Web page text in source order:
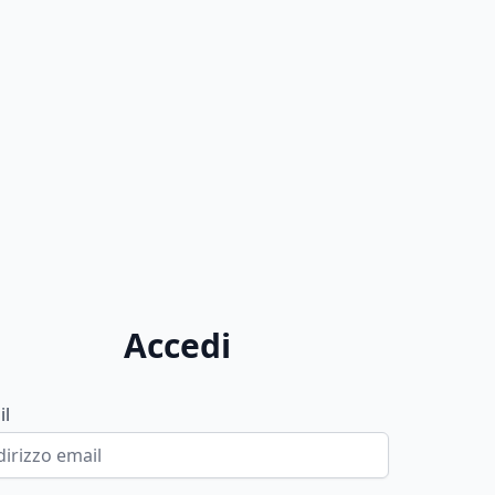
Accedi